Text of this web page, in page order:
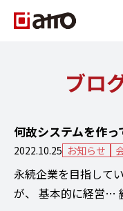
ブロ
何故システムを作
2022.10.25 お知らせ
永続企業を目指して
が、 基本的に経営…